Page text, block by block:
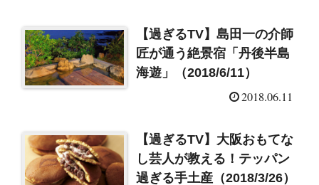
【過ぎるTV】島田一の介師
匠が通う絶景宿「丹後半島
海遊」（2018/6/11）
2018.06.11
【過ぎるTV】大阪おもてな
し芸人が教える！テッパン
過ぎる手土産（2018/3/26）